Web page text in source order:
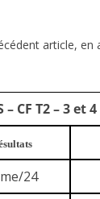
article, en
– CF T2 – 3 et
24